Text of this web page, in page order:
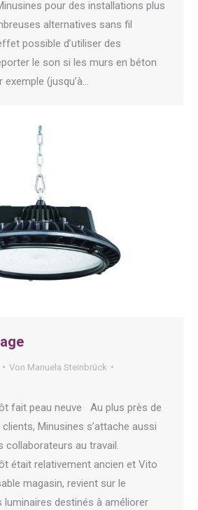
pour des installations plus
alternatives sans fil
possible d’utiliser des
le son si les murs en béton
(jusqu’à…
Von Manuela Steinbrück
fait peau neuve Au plus près de
Minusines s’attache aussi
collaborateurs au travail.
était relativement ancien et Vito
magasin, revient sur le
luminaires destinés à améliorer